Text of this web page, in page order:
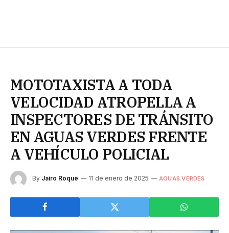
MOTOTAXISTA A TODA
VELOCIDAD ATROPELLA A
INSPECTORES DE TRÁNSITO
EN AGUAS VERDES FRENTE
A VEHÍCULO POLICIAL
By Jairo Roque 11 de enero de 2025 AGUAS VERDES